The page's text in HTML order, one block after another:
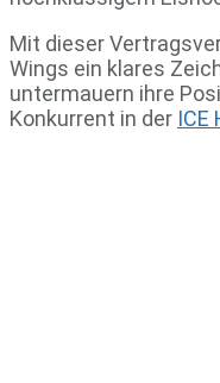
Mit dieser
Wings ein klares
untermauern ihre
Konkurrent in der ICE